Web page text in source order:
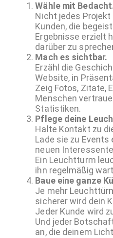
Wähle mit
Nicht jedes
Kunden, die
Ergebnisse erzielt
darüber zu
Mach es sichtbar.
Erzähl die
Website, in
Zeig Fotos, Zitate,
Menschen
Statistiken.
Pflege deine
Halte Kontakt zu
Lade sie zu
neuen
Ein Leuchtturm
ihn regelmäßig
Baue eine ganze
Je mehr
sicherer wird dein
Jeder Kunde wird
Und jeder
an, die deinem